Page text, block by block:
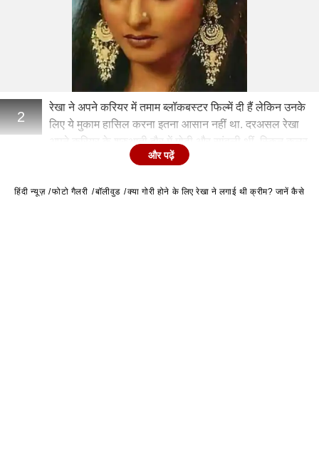
2
रेखा ने अपने करियर में तमाम ब्लॉकबस्टर फिल्में दी हैं लेकिन उनके
लिए ये मुकाम हासिल करना इतना आसान नहीं था. दरअसल रेखा
अपने करियर के शुरुआती दौर में मोटी और सांवली थीं. स्किन कलर
की वजह से उन्हें काफी ट्रोल होना पड़ता था.
और पढ़ें
हिंदी न्यूज़ फोटो गैलरी बॉलीवुड क्या गोरी होने के लिए रेखा ने लगाई थी क्रीम? जानें कैसे